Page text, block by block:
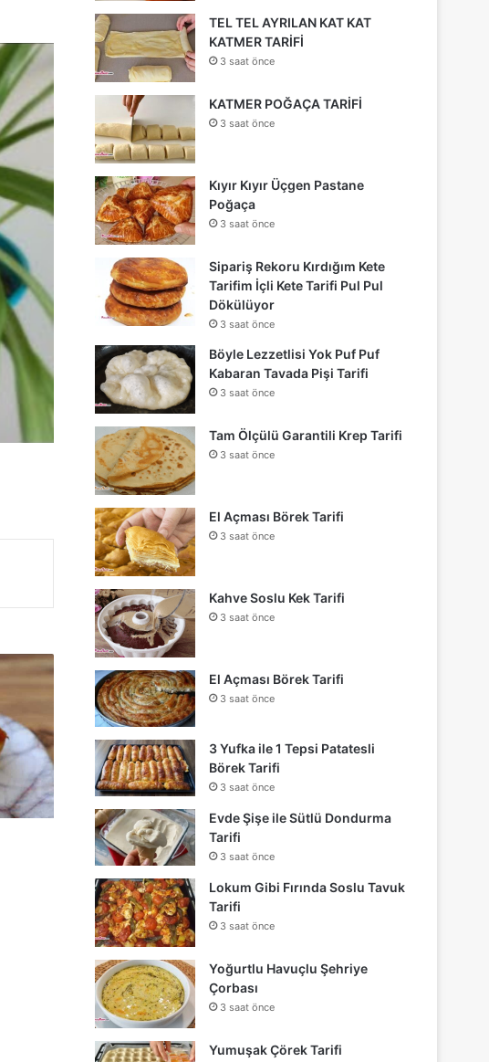
TEL TEL AYRILAN KAT KAT
KATMER TARİFİ
3 saat önce
KATMER POĞAÇA TARİFİ
3 saat önce
Kıyır Kıyır Üçgen Pastane
Poğaça
3 saat önce
Sipariş Rekoru Kırdığım Kete
Tarifim İçli Kete Tarifi Pul Pul
Dökülüyor
3 saat önce
Böyle Lezzetlisi Yok Puf Puf
Kabaran Tavada Pişi Tarifi
3 saat önce
Tam Ölçülü Garantili Krep Tarifi
3 saat önce
El Açması Börek Tarifi
3 saat önce
Kahve Soslu Kek Tarifi
3 saat önce
El Açması Börek Tarifi
3 saat önce
3 Yufka ile 1 Tepsi Patatesli
Börek Tarifi
3 saat önce
Evde Şişe ile Sütlü Dondurma
Tarifi
3 saat önce
Lokum Gibi Fırında Soslu Tavuk
Tarifi
3 saat önce
Yoğurtlu Havuçlu Şehriye
Çorbası
3 saat önce
Yumuşak Çörek Tarifi